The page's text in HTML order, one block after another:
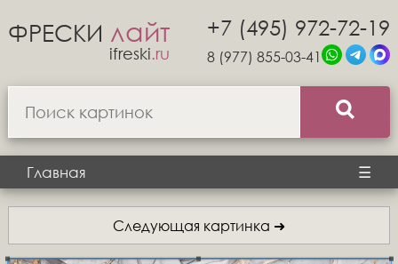
ФРЕСКИ лайт
ifreski.ru
+7 (495) 972-72-19
8 (977) 855-03-41
Главная ☰
Следующая картинка ➜